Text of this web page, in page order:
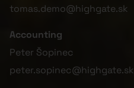
tomas.demo@highgate.sk
Accounting
Peter Šopinec
peter.sopinec@highgate.sk